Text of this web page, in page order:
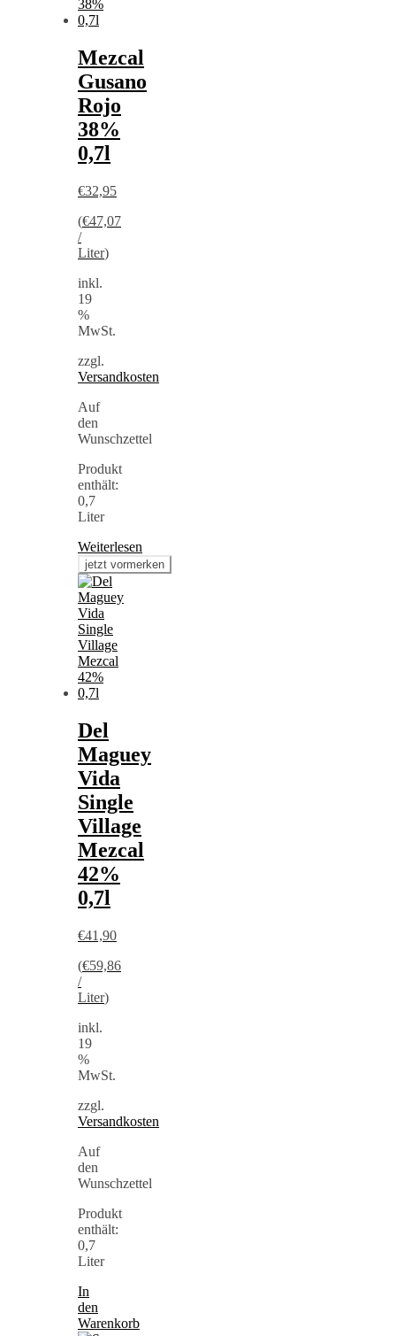
Mezcal
Gusano
Rojo
38%
0,7l
€32,95
(€47,07
/
Liter)
inkl.
19
%
MwSt.
zzgl.
Versandkosten
Auf
den
Wunschzettel
Produkt
enthält:
0,7
Liter
Weiterlesen
Del
Maguey
Vida
Single
Village
Mezcal
42%
0,7l
€41,90
(€59,86
/
Liter)
inkl.
19
%
MwSt.
zzgl.
Versandkosten
Auf
den
Wunschzettel
Produkt
enthält:
0,7
Liter
In
den
Warenkorb